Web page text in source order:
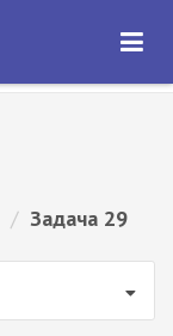
ОТКРЫТЬ
/ Задача 29